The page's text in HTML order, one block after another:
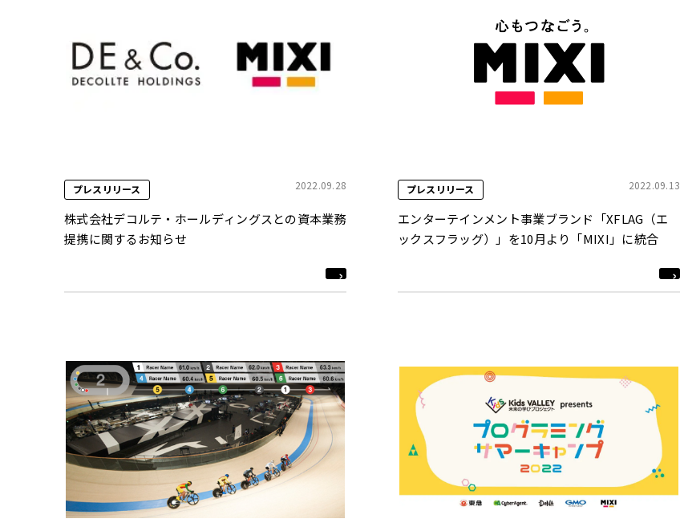
プレスリリース 2022.09.28
株式会社デコルテ・ホールディングスとの資本業務
提携に関するお知らせ
プレスリリース 2022.09.13
エンターテインメント事業ブランド「XFLAG（エ
ックスフラッグ）」を10月より「MIXI」に統合